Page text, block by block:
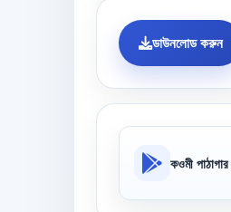
ডাউনলোড করুন
কওমী পাঠাগার